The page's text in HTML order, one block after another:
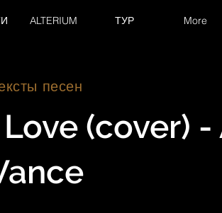
ALTERIUM ТУР More
песен
(cover) -